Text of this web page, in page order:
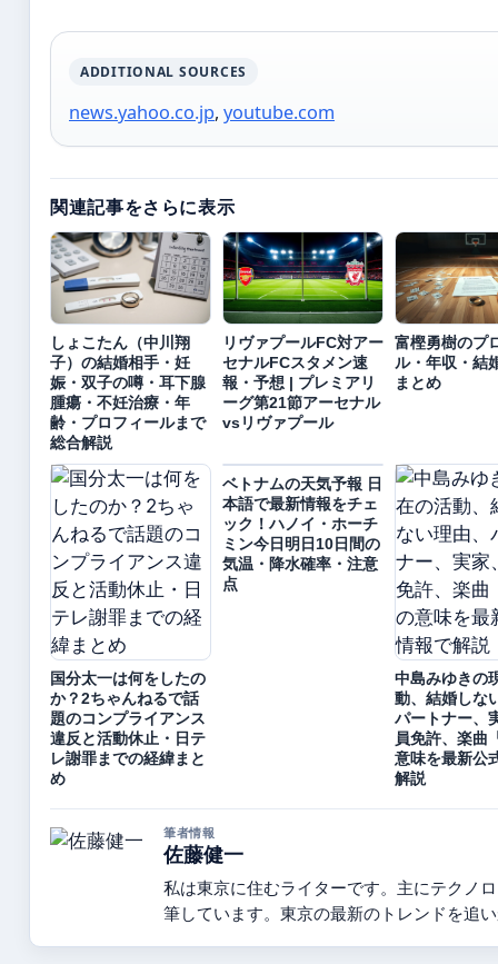
ADDITIONAL SOURCES
news.yahoo.co.jp, youtube.com
関連記事をさらに表示
しょこたん（中川翔
子）の結婚相手・妊
娠・双子の噂・耳下腺
腫瘍・不妊治療・年
齢・プロフィールまで
総合解説
リヴァプールFC対アー
セナルFCスタメン速
報・予想 | プレミアリ
ーグ第21節アーセナル
vsリヴァプール
富樫勇樹のプ
ル・年収・結
まとめ
国分太一は何をしたの
か？2ちゃんねるで話
題のコンプライアンス
違反と活動休止・日テ
レ謝罪までの経緯まと
め
ベトナムの天気予報 日
本語で最新情報をチェ
ック！ハノイ・ホーチ
ミン今日明日10日間の
気温・降水確率・注意
点
中島みゆきの
動、結婚しな
パートナー、
員免許、楽曲
意味を最新公
解説
筆者情報
佐藤健一
私は東京に住むライターです。主にテクノ
筆しています。東京の最新のトレンドを追